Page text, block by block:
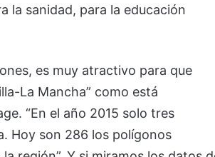
la sanidad, para la educación
es muy atractivo para que
La Mancha” como está
“En el año 2015 solo tres
Hoy son 286 los polígonos